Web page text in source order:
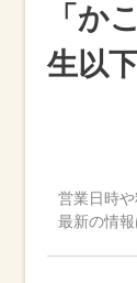
「か
生以
営業日時
最新の情報